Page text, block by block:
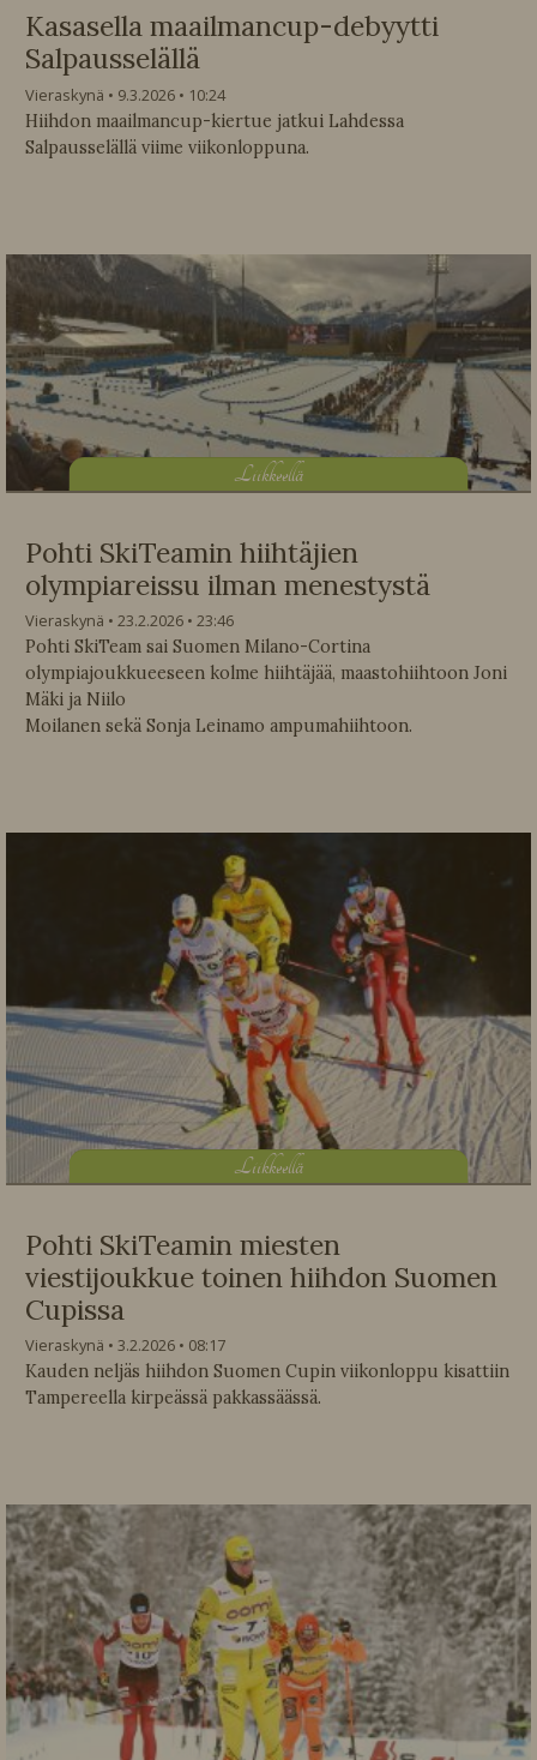
Kasasella maailmancup-debyytti
Salpausselällä
Vieraskynä 9.3.2026
10:24
Hiihdon maailmancup-kiertue jatkui Lahdessa
Salpausselällä viime viikonloppuna.
Liikkeellä
Pohti SkiTeamin hiihtäjien
olympiareissu ilman menestystä
Vieraskynä 23.2.2026
23:46
Pohti SkiTeam sai Suomen Milano-Cortina
olympiajoukkueeseen kolme hiihtäjää, maastohiihtoon Joni
Mäki ja Niilo
Moilanen sekä Sonja Leinamo ampumahiihtoon.
Liikkeellä
Pohti SkiTeamin miesten
viestijoukkue toinen hiihdon Suomen
Cupissa
Vieraskynä 3.2.2026
08:17
Kauden neljäs hiihdon Suomen Cupin viikonloppu kisattiin
Tampereella kirpeässä pakkassäässä.